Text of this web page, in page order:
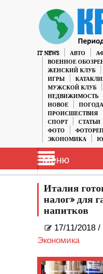
IT NEWS АВТО
ВОЕННОЕ
ЖЕНСКИЙ КЛУБ
ИГРЫ
МУЖСКОЙ КЛУБ
НЕДВИЖИМОСТЬ
НОВОЕ
ПОГОДА
ПРОИСШЕСТВИЯ
СПОРТ
СТАТЬИ
ФОТО
ЭКОНОМИКА
Меню
Италия
налог» для
напитков
17/11/2018 /
Экономика